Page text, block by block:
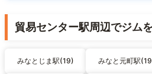
貿易センター駅周辺でジム
みなとじま駅(19) みなと元町駅